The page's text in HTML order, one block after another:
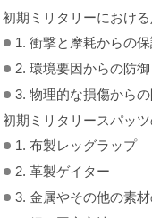
初期ミリタリーにおけ
1. 衝撃と摩耗からの保
2. 環境要因からの防御
3. 物理的な損傷から
初期ミリタリースパッ
1. 布製レッグラップ
2. 革製ゲイター
3. 金属やその他の素材